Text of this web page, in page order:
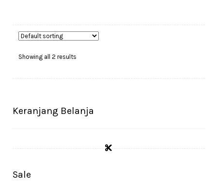
Showing all 2 results
Keranjang Belanja
Sale